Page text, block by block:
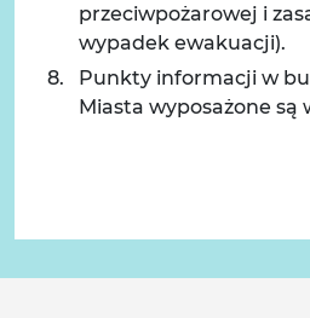
przeciwpożarowej i
wypadek ewakuacji).
Punkty informacji w
Miasta wyposażone